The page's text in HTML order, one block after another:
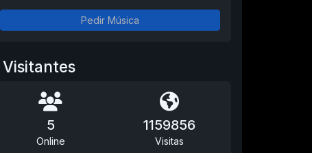
Pedir Música
Visitantes
5
Online
1159856
Visitas